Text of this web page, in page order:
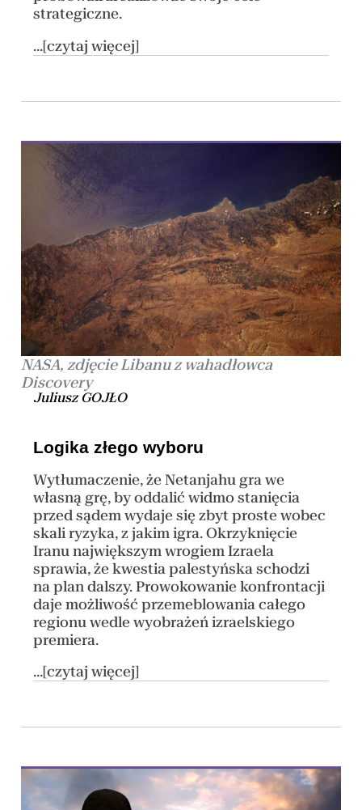
strategiczne.
...[czytaj więcej]
NASA, zdjęcie Libanu z wahadłowca
Discovery
Juliusz GOJŁO
Logika złego wyboru
Wytłumaczenie, że Netanjahu gra we
własną grę, by oddalić widmo stanięcia
przed sądem wydaje się zbyt proste wobec
skali ryzyka, z jakim igra. Okrzyknięcie
Iranu największym wrogiem Izraela
sprawia, że kwestia palestyńska schodzi
na plan dalszy. Prowokowanie konfrontacji
daje możliwość przemeblowania całego
regionu wedle wyobrażeń izraelskiego
premiera.
...[czytaj więcej]